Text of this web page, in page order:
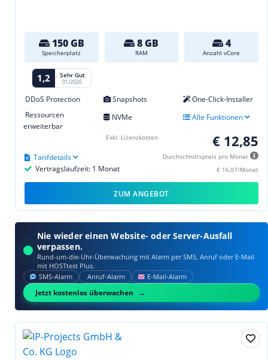
150 GB
Speicherplatz
8 GB
RAM
4
Anzahl vCore
1,2 Sehr Gut
01/2026
DDoS Protection Snapshots
One-Click-Installer
Ressourcen
erweiterbar
NVMe Alle Funktionen
€ 12,85
Durchschnittspreis pro Monat
€ 16,07/Monat
Vertragslaufzeit: 1 Monat
Tarifdetails
Exkl. Lizenzkosten
ZUM ANGEBOT
Nie wieder einen Website- oder Server-Ausfall
verpassen.
Rund-um-die-Uhr-Überwachung mit Alarm per SMS, Anruf oder E‑Mail
mit HOSTtest Plus.
SMS‑Alarm Anruf‑Alarm E‑Mail‑Alarm
Jetzt kostenlos überwachen